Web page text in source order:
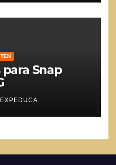
Snap